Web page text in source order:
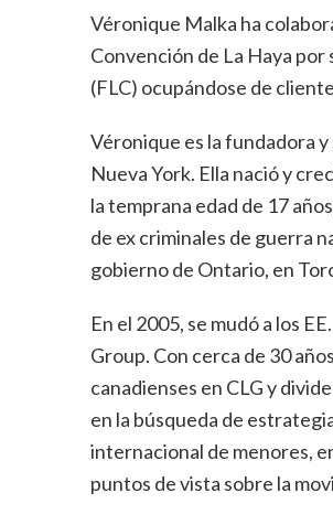
Véronique Malka ha
Convención de La Haya
(FLC) ocupándose de
Véronique es la fundadora
Nueva York. Ella nació y
la temprana edad de 17
de ex criminales de guerra
gobierno de Ontario, en
En el 2005, se mudó a los
Group. Con cerca de 30
canadienses en CLG y
en la búsqueda de
internacional de menores,
puntos de vista sobre la